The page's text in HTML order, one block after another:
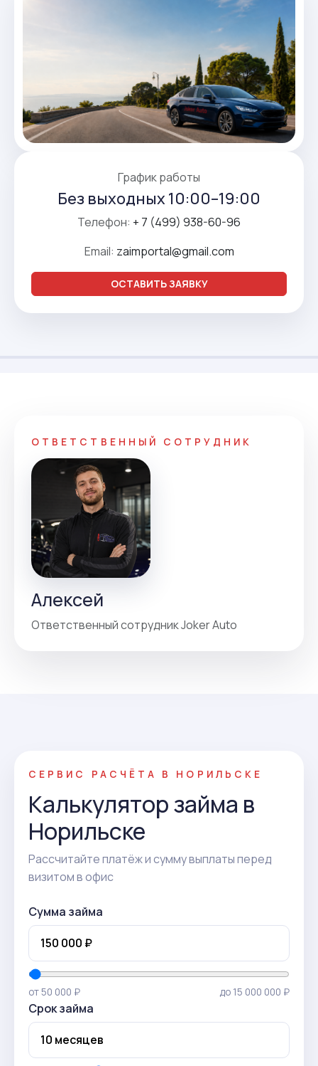
График работы
Без выходных 10:00–19:00
Телефон: + 7 (499) 938-60-96
Email: zaimportal@gmail.com
ОСТАВИТЬ ЗАЯВКУ
ОТВЕТСТВЕННЫЙ СОТРУДНИК
Алексей
Ответственный сотрудник Joker Auto
СЕРВИС РАСЧЁТА В НОРИЛЬСКЕ
Калькулятор займа в
Норильске
Рассчитайте платёж и сумму выплаты перед
визитом в офис
Сумма займа
от 50 000 ₽ до 15 000 000 ₽
Срок займа